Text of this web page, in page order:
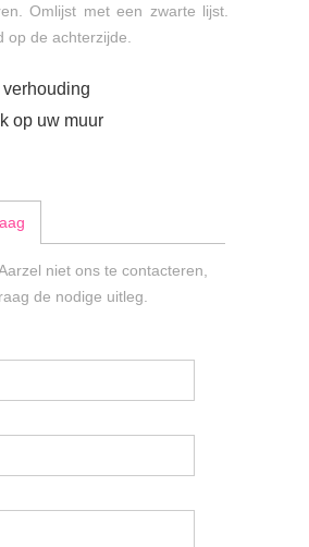
Omlijst met een zwarte lijst.
op de achterzijde.
verhouding
op uw muur
niet ons te contacteren,
de nodige uitleg.